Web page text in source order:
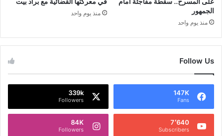
الجمهور
منذ يوم واحد
منذ يوم واحد
Follow Us
147K
Fans
339k
Followers
7٬640
Subscribers
84K
Followers